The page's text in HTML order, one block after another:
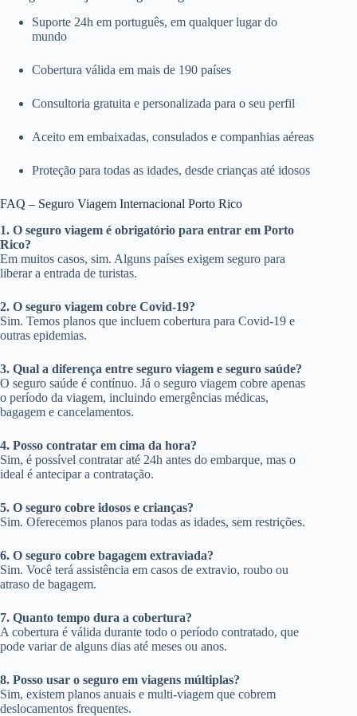
Suporte 24h em português, em qualquer lugar do
mundo
Cobertura válida em mais de 190 países
Consultoria gratuita e personalizada para o seu perfil
Aceito em embaixadas, consulados e companhias aéreas
Proteção para todas as idades, desde crianças até idosos
FAQ – Seguro Viagem Internacional Porto Rico
1. O seguro viagem é obrigatório para entrar em Porto
Rico?
Em muitos casos, sim. Alguns países exigem seguro para
liberar a entrada de turistas.
2. O seguro viagem cobre Covid-19?
Sim. Temos planos que incluem cobertura para Covid-19 e
outras epidemias.
3. Qual a diferença entre seguro viagem e seguro saúde?
O seguro saúde é contínuo. Já o seguro viagem cobre apenas
o período da viagem, incluindo emergências médicas,
bagagem e cancelamentos.
4. Posso contratar em cima da hora?
Sim, é possível contratar até 24h antes do embarque, mas o
ideal é antecipar a contratação.
5. O seguro cobre idosos e crianças?
Sim. Oferecemos planos para todas as idades, sem restrições.
6. O seguro cobre bagagem extraviada?
Sim. Você terá assistência em casos de extravio, roubo ou
atraso de bagagem.
7. Quanto tempo dura a cobertura?
A cobertura é válida durante todo o período contratado, que
pode variar de alguns dias até meses ou anos.
8. Posso usar o seguro em viagens múltiplas?
Sim, existem planos anuais e multi-viagem que cobrem
deslocamentos frequentes.